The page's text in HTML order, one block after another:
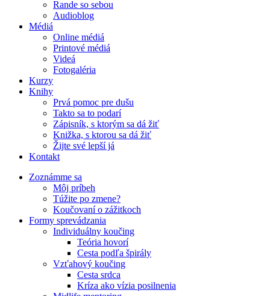
Rande so sebou
Audioblog
Médiá
Online médiá
Printové médiá
Videá
Fotogaléria
Kurzy
Knihy
Prvá pomoc pre dušu
Takto sa to podarí
Zápisník, s ktorým sa dá žiť
Knižka, s ktorou sa dá žiť
Žijte své lepší já
Kontakt
Zoznámme sa
Môj príbeh
Túžite po zmene?
Koučovaní o zážitkoch
Formy sprevádzania
Individuálny koučing
Teória hovorí
Cesta podľa špirály
Vzťahový koučing
Cesta srdca
Kríza ako vízia posilnenia